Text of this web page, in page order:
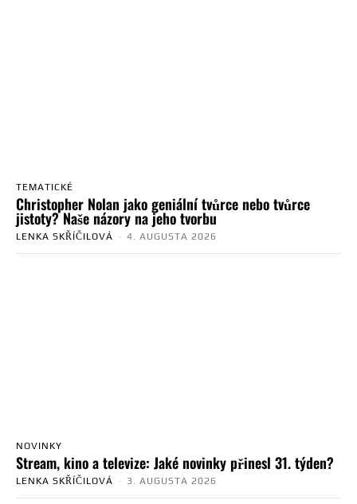
TEMATICKÉ
Christopher Nolan jako geniální tvůrce nebo tvůrce
jistoty? Naše názory na jeho tvorbu
LENKA SKŘÍČILOVÁ - 4. AUGUSTA 2026
NOVINKY
Stream, kino a televize: Jaké novinky přinesl 31. týden?
LENKA SKŘÍČILOVÁ - 3. AUGUSTA 2026